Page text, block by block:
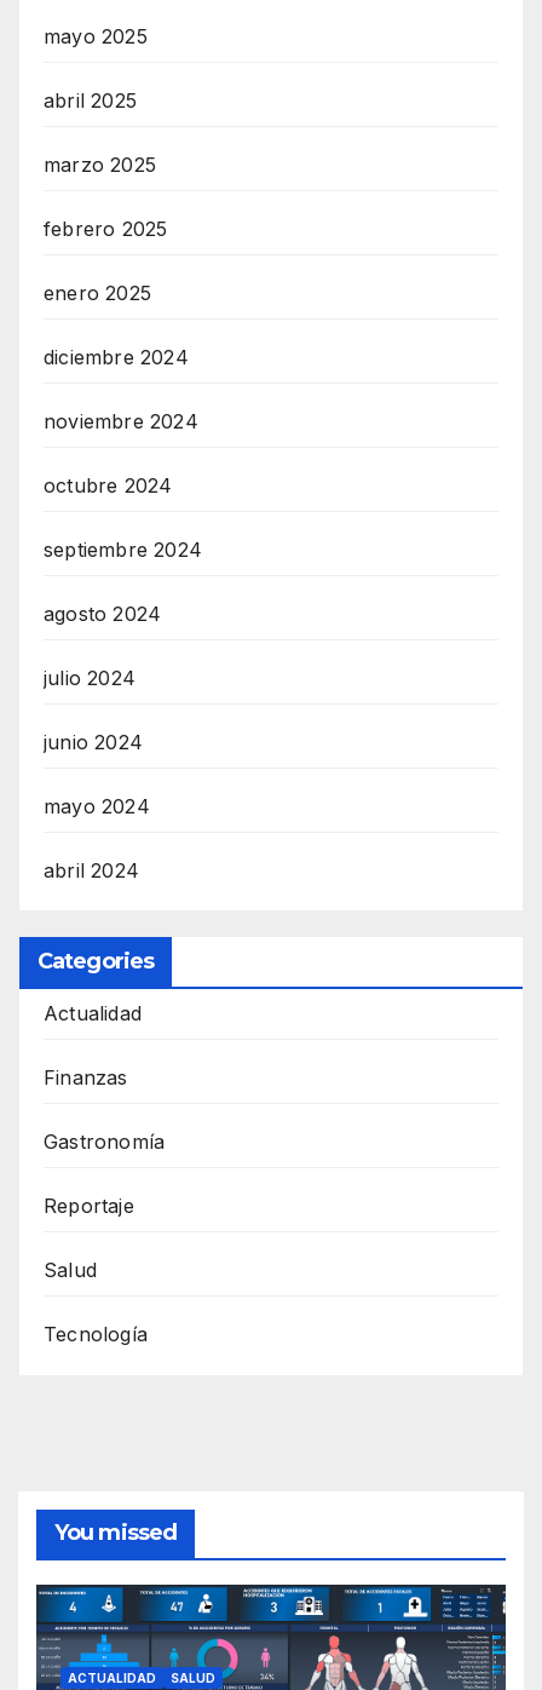
mayo 2025
abril 2025
marzo 2025
febrero 2025
enero 2025
diciembre 2024
noviembre 2024
octubre 2024
septiembre 2024
agosto 2024
julio 2024
junio 2024
mayo 2024
abril 2024
Categories
Actualidad
Finanzas
Gastronomía
Reportaje
Salud
Tecnología
You missed
ACTUALIDAD SALUD